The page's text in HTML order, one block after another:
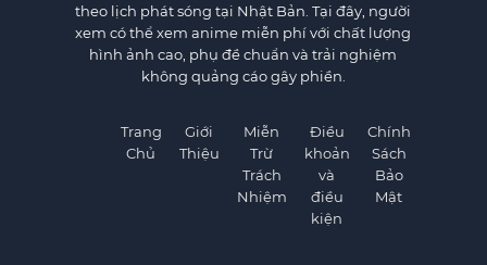
theo lịch phát sóng tại Nhật Bản. Tại đây, người
xem có thể xem anime miễn phí với chất lượng
hình ảnh cao, phụ đề chuẩn và trải nghiệm
không quảng cáo gây phiền.
Trang
Chủ
Giới
Thiệu
Miễn
Trừ
Trách
Nhiệm
Điều
khoản
và
điều
kiện
Chính
Sách
Bảo
Mật